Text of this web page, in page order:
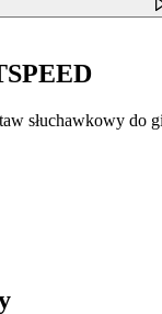
słuchawkowy do